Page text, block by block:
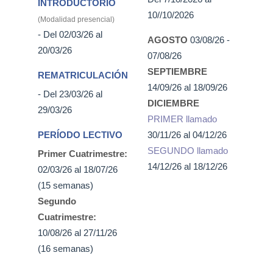
INTRODUCTORIO
(Modalidad presencial)
- Del 02/03/26 al
20/03/26
REMATRICULACIÓN
- Del 23/03/26 al
29/03/26
PERÍODO LECTIVO
Primer Cuatrimestre:
02/03/26 al 18/07/26
(15 semanas)
Segundo
Cuatrimestre:
10/08/26 al 27/11/26
(16 semanas)
10//10/2026
AGOSTO 03/08/26 -
07/08/26
SEPTIEMBRE
14/09/26 al 18/09/26
DICIEMBRE
PRIMER llamado
30/11/26 al 04/12/26
SEGUNDO llamado
14/12/26 al 18/12/26